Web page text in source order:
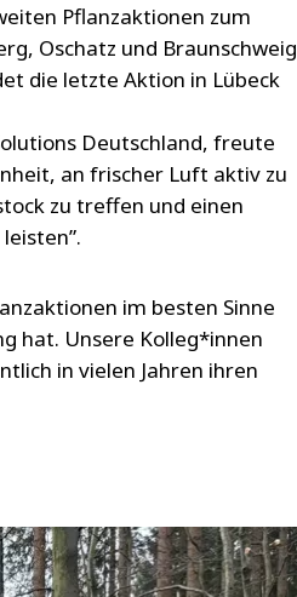
Pflanzaktionen zum
Oschatz und Braunschweig
die letzte Aktion in Lübeck
Deutschland, freute
an frischer Luft aktiv zu
zu treffen und einen
im besten Sinne
hat. Unsere Kolleg*innen
in vielen Jahren ihren